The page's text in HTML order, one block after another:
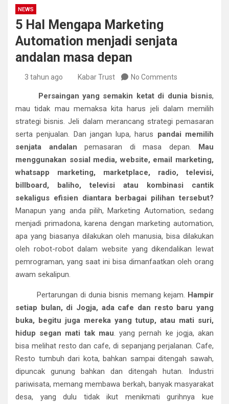
NEWS
5 Hal Mengapa Marketing
Automation menjadi senjata
andalan masa depan
3 tahun ago Kabar Trust No Comments
Persaingan yang semakin ketat di dunia bisnis,
mau tidak mau memaksa kita harus jeli dalam memilih
strategi bisnis. Jeli dalam merancang strategi pemasaran
serta penjualan. Dan jangan lupa, harus pandai memilih
senjata andalan pemasaran di masa depan. Mau
menggunakan sosial media, website, email marketing,
whatsapp marketing, marketplace, radio, televisi,
billboard, baliho, televisi atau kombinasi cantik
sekaligus efisien diantara berbagai pilihan tersebut?
Manapun yang anda pilih, Marketing Automation, sedang
menjadi primadona, karena dengan marketing automation,
apa yang biasanya dilakukan oleh manusia, bisa dilakukan
oleh robot-robot dalam website yang dikendalikan lewat
pemrograman, yang saat ini bisa dimanfaatkan oleh orang
awam sekalipun.
Pertarungan di dunia bisnis memang kejam. Hampir
setiap bulan, di Jogja, ada cafe dan resto baru yang
buka, begitu juga mereka yang tutup, atau mati suri,
hidup segan mati tak mau. yang pernah ke jogja, akan
bisa melihat resto dan cafe, di sepanjang perjalanan. Cafe,
Resto tumbuh dari kota, bahkan sampai ditengah sawah,
dipuncak gunung bahkan dan ditengah hutan. Industri
pariwisata, memang membawa berkah, banyak masyarakat
desa, yang dulu tidak ikut menikmati gurihnya kue